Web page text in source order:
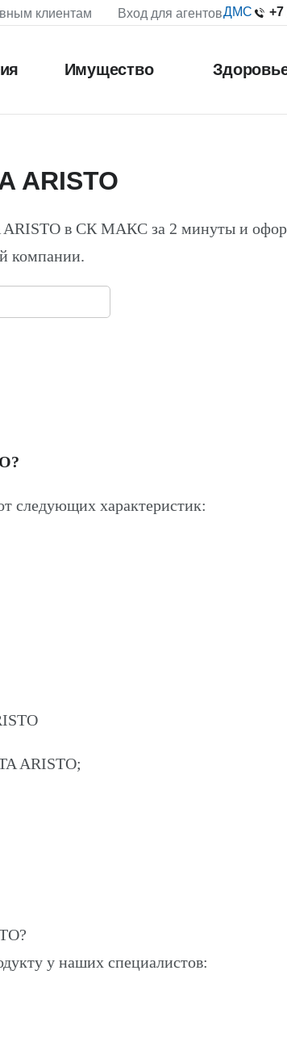
клиентам Вход для агентовДМС +7
Имущество
ARISTO
ARISTO в СК МАКС за 2 минуты и
компании.
следующих характеристик:
ARISTO;
у наших специалистов: